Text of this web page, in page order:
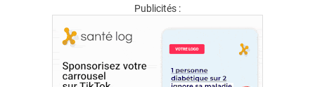
Publicités :